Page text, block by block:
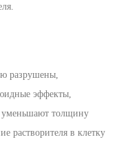
разрушены,
эффекты,
уменьшают толщину
растворителя в клетку